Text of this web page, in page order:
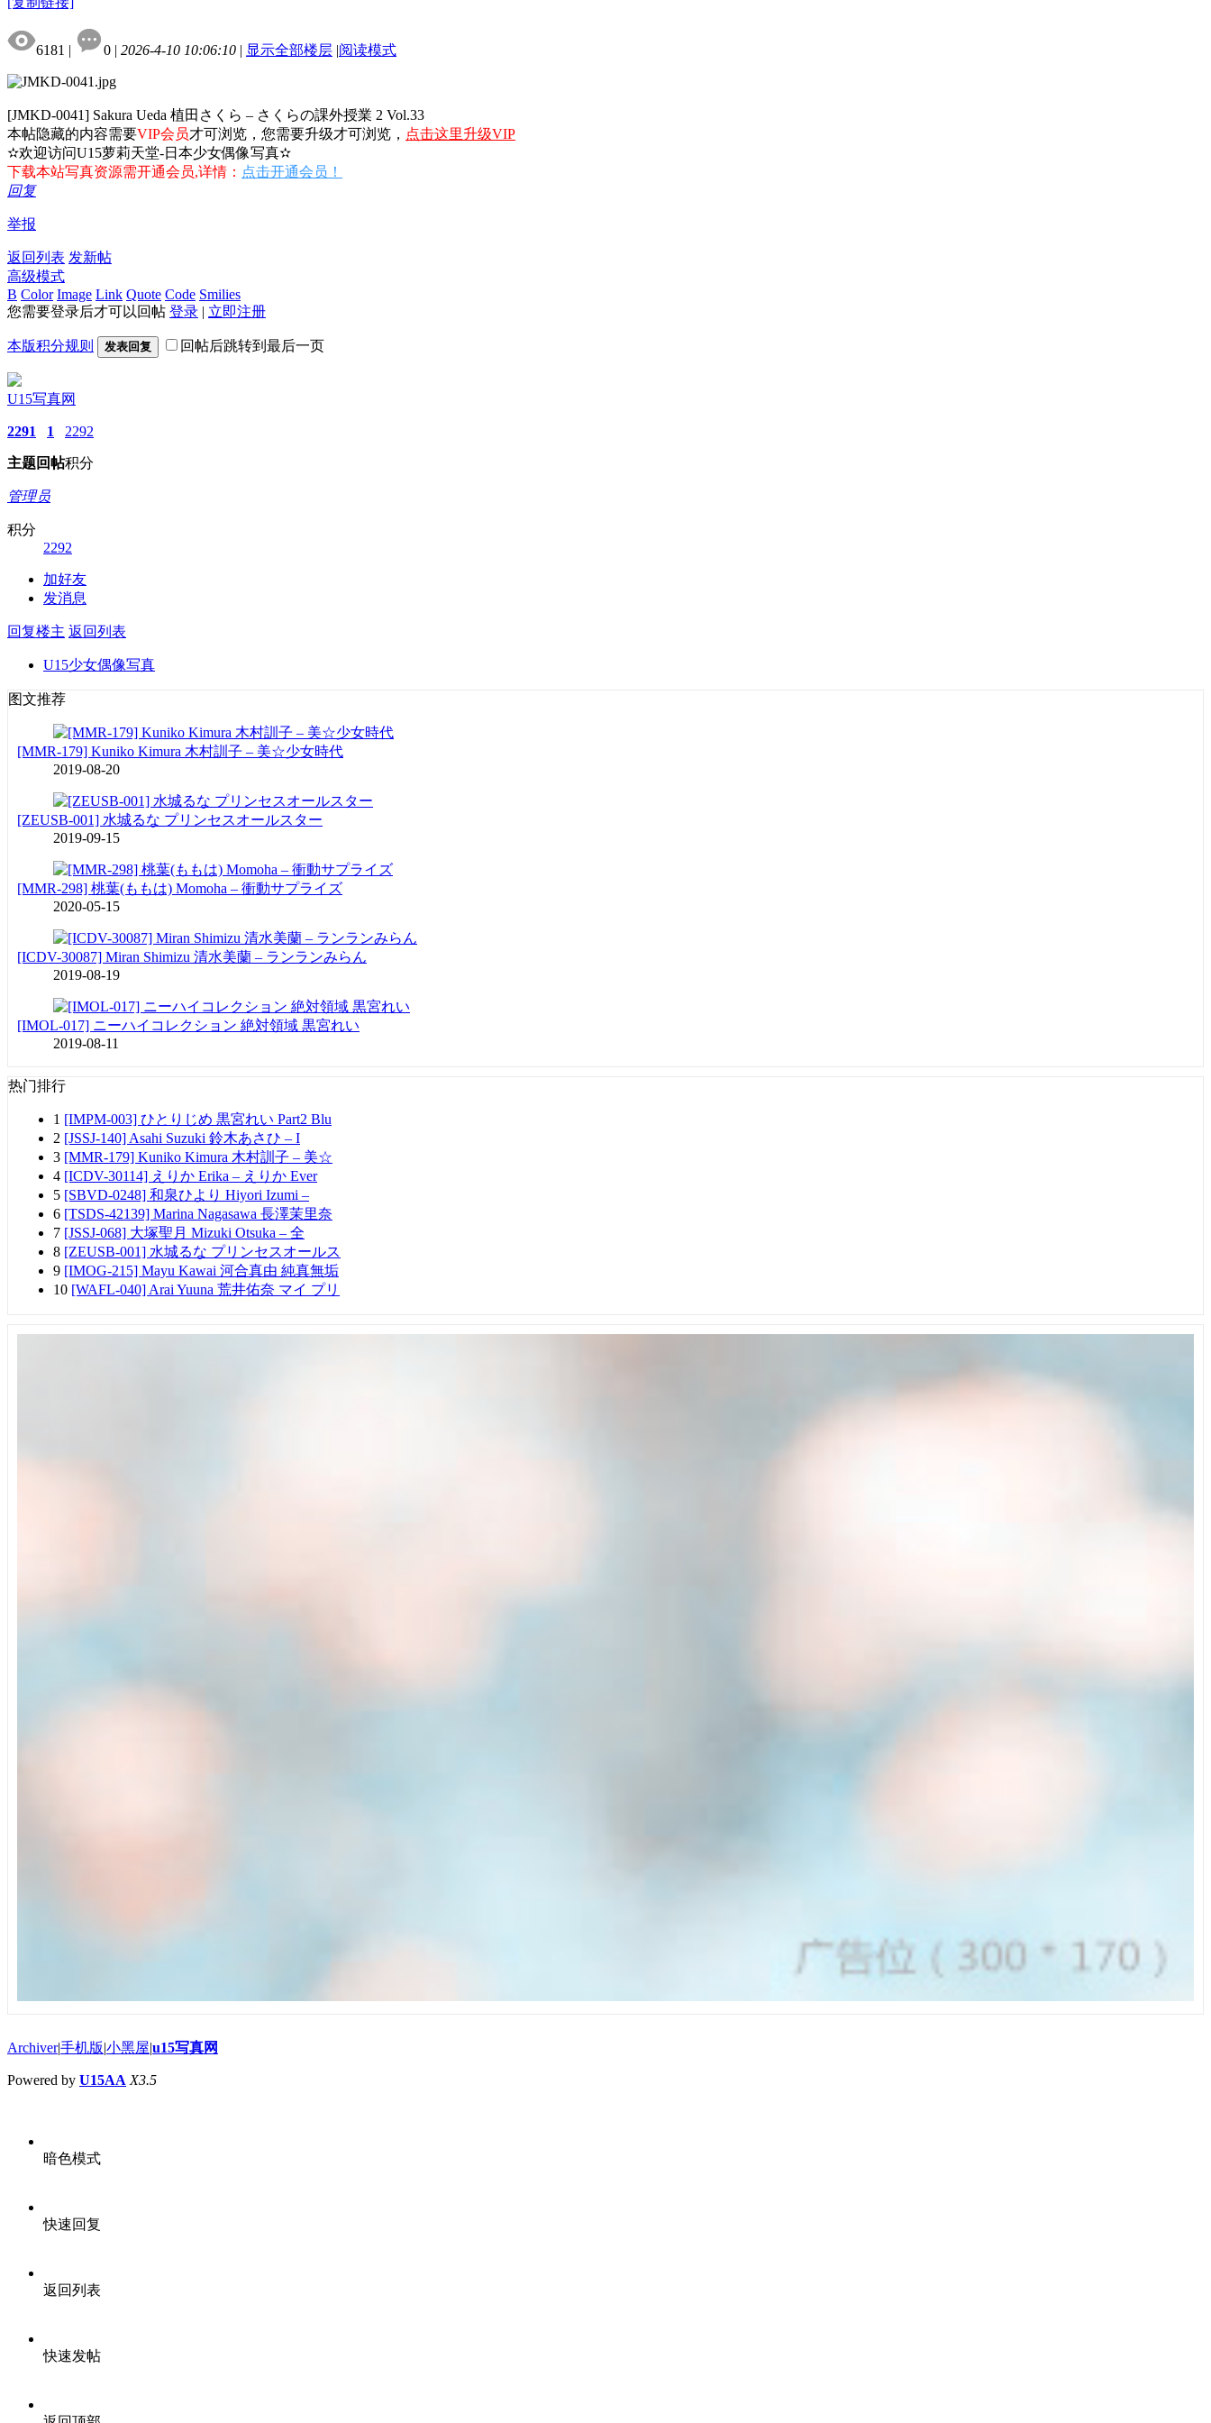
6181 | 0 | 2026-4-10 10:06:10 | 显示全部楼层 |阅读模式
[JMKD-0041] Sakura Ueda 植田さくら – さくらの課外授業 2 Vol.33
本帖隐藏的内容需要VIP会员才可浏览，您需要升级才可浏览， 点击这里升级VIP
✫欢迎访问U15萝莉天堂-日本少女偶像写真✫
下载本站写真资源需开通会员,详情： 点击开通会员！
回复
举报
返回列表 发新帖
高级模式
B Color Image Link Quote Code Smilies
您需要登录后才可以回帖 登录 | 立即注册
本版积分规则 发表回复 回帖后跳转到最后一页
U15写真网
2291
主题
1
回帖
2292
积分
管理员
积分
2292
加好友
发消息
回复楼主 返回列表
U15少女偶像写真
图文推荐
[MMR-179] Kuniko Kimura 木村訓子 – 美☆少女時代
2019-08-20
[ZEUSB-001] 水城るな プリンセスオールスター
2019-09-15
[MMR-298] 桃葉(ももは) Momoha – 衝動サプライズ
2020-05-15
[ICDV-30087] Miran Shimizu 清水美蘭 – ランランみらん
2019-08-19
[IMOL-017] ニーハイコレクション 絶対領域 黒宮れい
2019-08-11
热门排行
1 [IMPM-003] ひとりじめ 黒宮れい Part2 Blu
2 [JSSJ-140] Asahi Suzuki 鈴木あさひ – I
3 [MMR-179] Kuniko Kimura 木村訓子 – 美☆
4 [ICDV-30114] えりか Erika – えりか Ever
5 [SBVD-0248] 和泉ひより Hiyori Izumi –
6 [TSDS-42139] Marina Nagasawa 長澤茉里奈
7 [JSSJ-068] 大塚聖月 Mizuki Otsuka – 全
8 [ZEUSB-001] 水城るな プリンセスオールス
9 [IMOG-215] Mayu Kawai 河合真由 純真無垢
10 [WAFL-040] Arai Yuuna 荒井佑奈 マイ プリ
Archiver|手机版|小黑屋|u15写真网
Powered by U15AA X3.5
暗色模式
快速回复
返回列表
快速发帖